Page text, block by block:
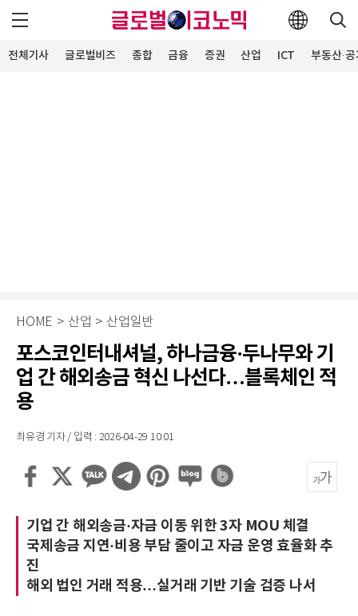
전체기사 글로벌비즈 종합 금융 증권 산업 ICT 부동산·
HOME > 산업 > 산업일반
포스코인터내셔널, 하나금융·두나무와 기
업 간 해외송금 혁신 나선다…블록체인 적
용
최유경 기자 / 입력 : 2026-04-29 10:01
기업 간 해외송금·자금 이동 위한 3자 MOU 체결
국제송금 지연·비용 부담 줄이고 자금 운영 효율화 추
진
해외 법인 거래 적용…실거래 기반 기술 검증 나서